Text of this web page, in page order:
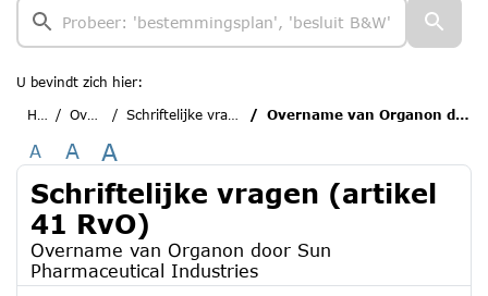
U bevindt zich hier:
Home
Overzichten Schriftelijke vragen (artikel 41 RvO) Overname van Organon door Sun Pharmaceutical Industries
A A A
Schriftelijke vragen (artikel
41 RvO)
Overname van Organon door Sun
Pharmaceutical Industries